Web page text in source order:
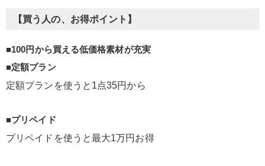
【買う人の、お得ポイント】
■100円から買える低価格素材が充実
■定額プラン
定額プランを使うと1点35円から
■プリペイド
プリペイドを使うと最大1万円お得